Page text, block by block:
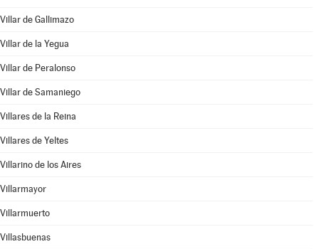
Villar de Gallimazo
Villar de la Yegua
Villar de Peralonso
Villar de Samaniego
Villares de la Reina
Villares de Yeltes
Villarino de los Aires
Villarmayor
Villarmuerto
Villasbuenas